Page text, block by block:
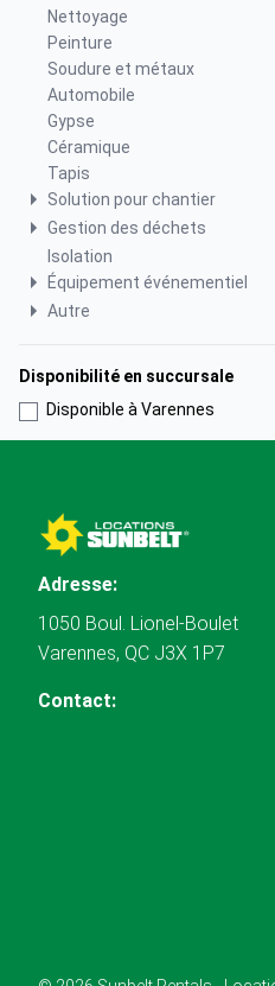
Nettoyage
Peinture
Soudure et métaux
Automobile
Gypse
Céramique
Tapis
Solution pour chantier
Gestion des déchets
Isolation
Équipement événementiel
Autre
Disponibilité en succursale
Disponible à Varennes
Adresse:
1050 Boul. Lionel-Boulet
Varennes, QC J3X 1P7
Contact: